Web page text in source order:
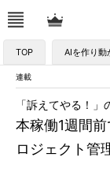
TOP AIを作り動
連載
本稼働1週間
ロジェクト管
「訴えてやる！」